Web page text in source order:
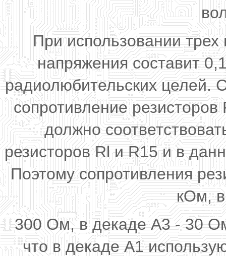
При использовании
напряжения составит
радиолюбительских целей.
сопротивление
должно
резисторов Rl и R15 и в
Поэтому сопротивления
кОм,
300 Ом, в декаде A3 - 30
что в декаде А1